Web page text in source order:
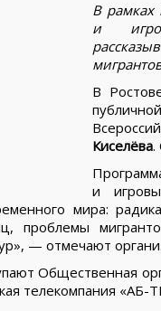
В рамках
и
В
Киселёва.
и
мира:
проблемы
— отмечают
Общественная
телекомпания «АБ-